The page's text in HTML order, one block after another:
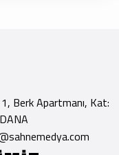
Berk Apartmanı, Kat: